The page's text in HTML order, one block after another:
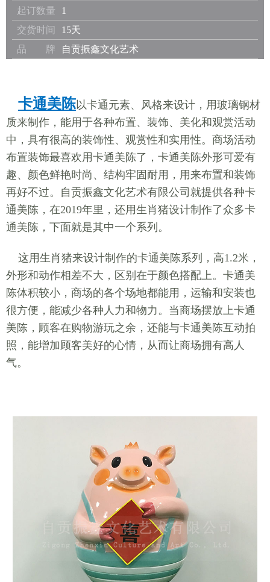
起订数量
1
交货时间
15天
品 牌
自贡振鑫文化艺术
卡通美陈以卡通元素、风格来设计，用玻璃钢材
质来制作，能用于各种布置、装饰、美化和观赏活动
中，具有很高的装饰性、观赏性和实用性。商场活动
布置装饰最喜欢用卡通美陈了，卡通美陈外形可爱有
趣、颜色鲜艳时尚、结构牢固耐用，用来布置和装饰
再好不过。自贡振鑫文化艺术有限公司就提供各种卡
通美陈，在2019年里，还用生肖猪设计制作了众多卡
通美陈，下面就是其中一个系列。
这用生肖猪来设计制作的卡通美陈系列，高1.2米，
外形和动作相差不大，区别在于颜色搭配上。卡通美
陈体积较小，商场的各个场地都能用，运输和安装也
很方便，能减少各种人力和物力。当商场摆放上卡通
美陈，顾客在购物游玩之余，还能与卡通美陈互动拍
照，能增加顾客美好的心情，从而让商场拥有高人
气。